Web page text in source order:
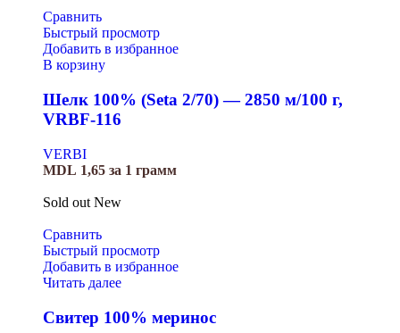
Сравнить
Быстрый просмотр
Добавить в избранное
В корзину
Шелк 100% (Seta 2/70) — 2850 м/100 г,
VRBF-116
VERBI
MDL 1,65 за 1 грамм
Sold out New
Сравнить
Быстрый просмотр
Добавить в избранное
Читать далее
Свитер 100% меринос